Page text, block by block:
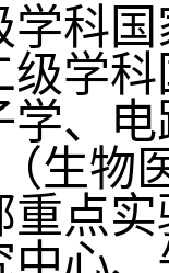
学科
级学
学、
生物
重点